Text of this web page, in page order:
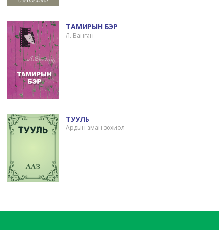
ТАМИРЫН БЭР
Л. Ванган
ТУУЛЬ
Ардын аман зохиол